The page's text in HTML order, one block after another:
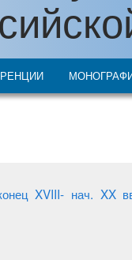
XVIII- нач. XX